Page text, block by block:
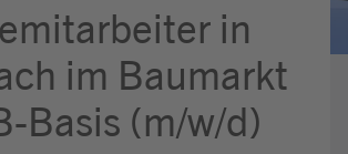
Kandidat:innenprofilin
im Baumarkt
Basis (m/w/d)